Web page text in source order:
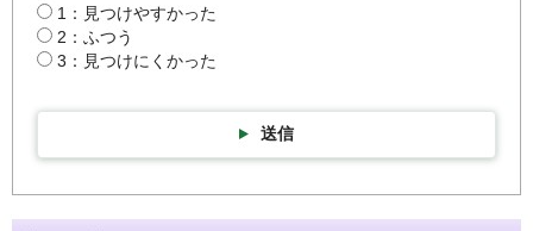
1：見つけやすかった
2：ふつう
3：見つけにくかった
送信